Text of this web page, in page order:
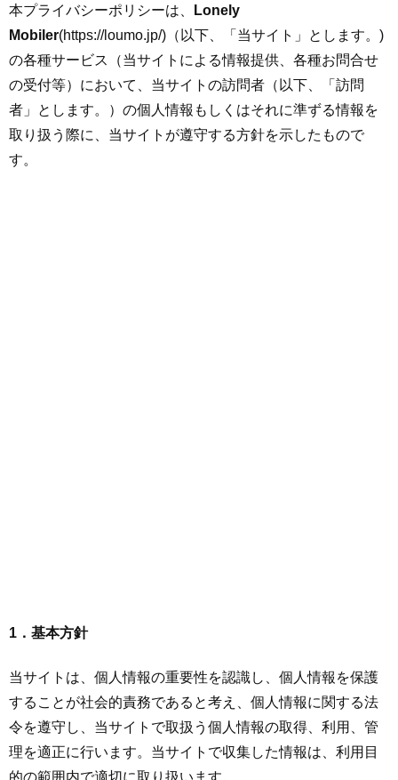
本プライバシーポリシーは、
Lonely
Mobiler(https://loumo.jp/)（以下、「当サイト」とします。)
の各種サービス（当サイトによる情報提供、各種お問合せ
の受付等）において、当サイトの訪問者（以下、「訪問
者」とします。）の個人情報もしくはそれに準ずる情報を
取り扱う際に、当サイトが遵守する方針を示したもので
す。
1．基本方針
当サイトは、個人情報の重要性を認識し、個人情報を保護
することが社会的責務であると考え、個人情報に関する法
令を遵守し、当サイトで取扱う個人情報の取得、利用、管
理を適正に行います。当サイトで収集した情報は、利用目
的の範囲内で適切に取り扱います。